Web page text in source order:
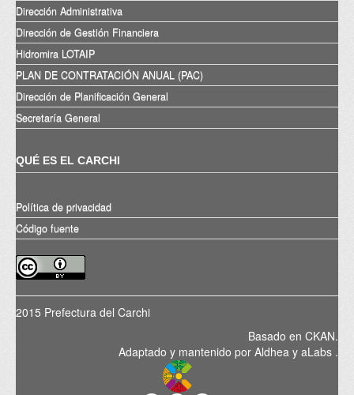
Dirección Administrativa
Dirección de Gestión Financiera
Hidromira LOTAIP
PLAN DE CONTRATACIÓN ANUAL (PAC)
Dirección de Planificación General
Secretaría General
QUÉ ES EL CARCHI
Política de privacidad
Código fuente
2015 Prefectura del Carchi
Basado en CKAN.
Adaptado y mantenido por Aldhea y aLabs .